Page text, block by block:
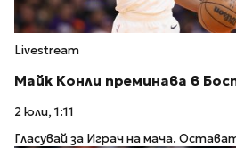
Livestream
Майк Конли преминава в
2 юли, 1:11
Гласувай за Играч на мача.